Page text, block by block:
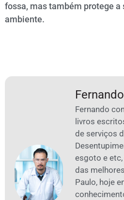
fossa, mas também protege a
ambiente.
Fernando
livros
de serviços
esgoto e
das
Paulo, hoje